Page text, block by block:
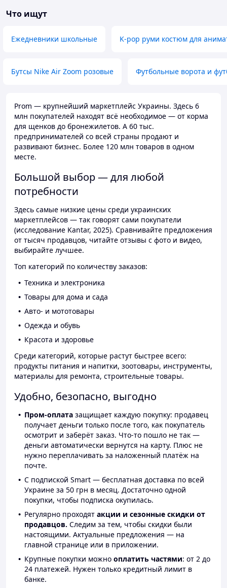
Что ищут
Ежедневники школьные K-pop руми костюм для
Бутсы Nike Air Zoom розовые Футбольные ворота и
Prom — крупнейший маркетплейс Украины. Здесь 6
млн покупателей находят всё необходимое — от корма
для щенков до бронежилетов. А 60 тыс.
предпринимателей со всей страны продают и
развивают бизнес. Более 120 млн товаров в одном
месте.
Большой выбор — для любой
потребности
Здесь самые низкие цены среди украинских
маркетплейсов — так говорят сами покупатели
(исследование Kantar, 2025). Сравнивайте предложения
от тысяч продавцов, читайте отзывы с фото и видео,
выбирайте лучшее.
Топ категорий по количеству заказов:
Техника и электроника
Товары для дома и сада
Авто- и мототовары
Одежда и обувь
Красота и здоровье
Среди категорий, которые растут быстрее всего:
продукты питания и напитки, зоотовары, инструменты,
материалы для ремонта, строительные товары.
Удобно, безопасно, выгодно
Пром-оплата защищает каждую покупку: продавец
получает деньги только после того, как покупатель
осмотрит и заберёт заказ. Что-то пошло не так —
деньги автоматически вернутся на карту. Плюс не
нужно переплачивать за наложенный платёж на
почте.
С подпиской Smart — бесплатная доставка по всей
Украине за 50 грн в месяц. Достаточно одной
покупки, чтобы подписка окупилась.
Регулярно проходят акции и сезонные скидки от
продавцов. Следим за тем, чтобы скидки были
настоящими. Актуальные предложения — на
главной странице или в приложении.
Крупные покупки можно оплатить частями: от 2 до
24 платежей. Нужен только кредитный лимит в
банке.